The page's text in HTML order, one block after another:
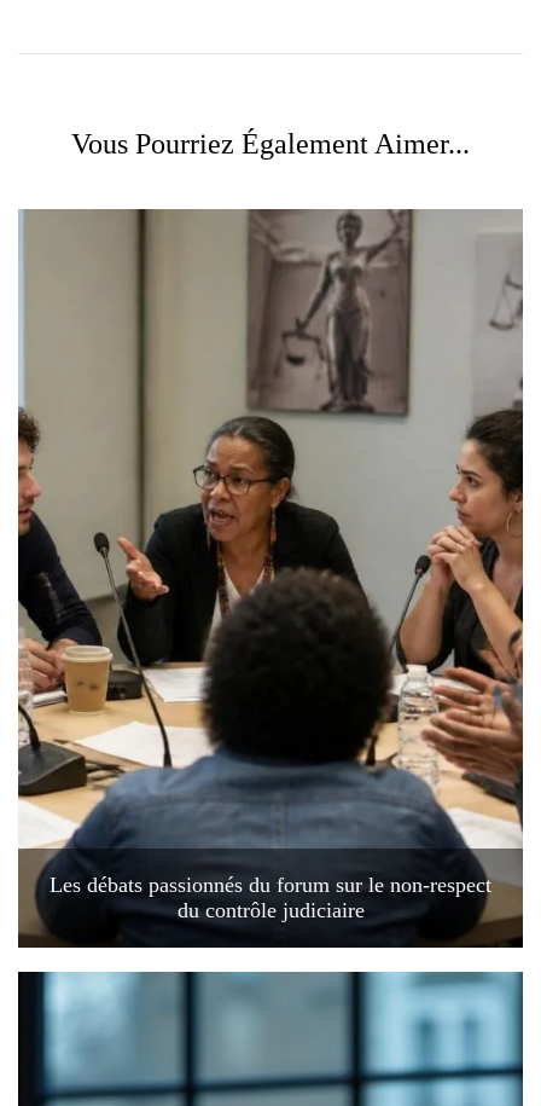
Vous Pourriez Également Aimer...
Les débats passionnés du forum sur le non-respect
du contrôle judiciaire